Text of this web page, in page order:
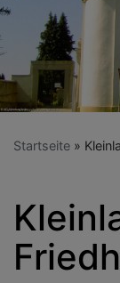
Startseite